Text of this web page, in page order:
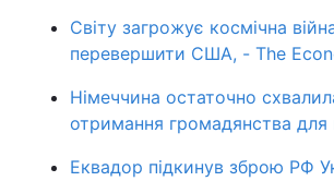
Світу загрожує космічна
перевершити США, - The
Німеччина остаточно
отримання громадянства для
Еквадор підкинув зброю РФ